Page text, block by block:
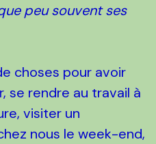
peu souvent ses
choses pour avoir
se rendre au travail à
visiter un
nous le week-end,